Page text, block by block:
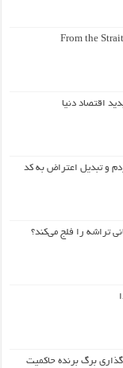
From the
اقتصاد دنیا
و تبدیل اعتراض به کد
تراشه را فلج می‌کند؟
برگ برنده حاکمیت